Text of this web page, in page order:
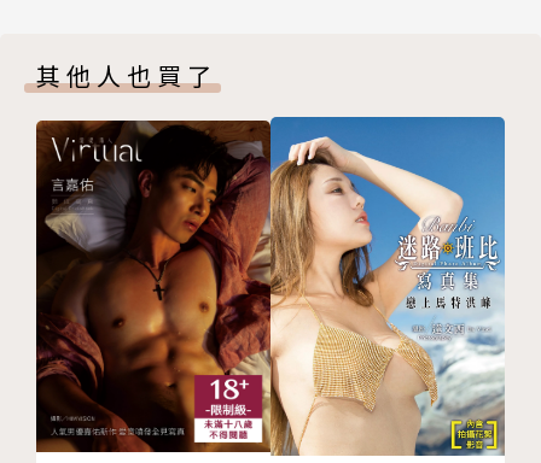
FB粉絲團：www.facebook.com/beautyfong1023
其他人也買了